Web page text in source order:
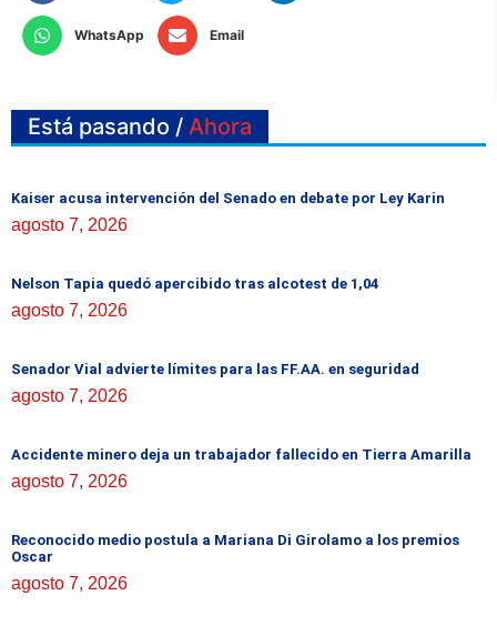
WhatsApp Email
Está pasando / Ahora
Kaiser acusa intervención del Senado en debate por Ley Karin
agosto 7, 2026
Nelson Tapia quedó apercibido tras alcotest de 1,04
agosto 7, 2026
Senador Vial advierte límites para las FF.AA. en seguridad
agosto 7, 2026
Accidente minero deja un trabajador fallecido en Tierra Amarilla
agosto 7, 2026
Reconocido medio postula a Mariana Di Girolamo a los premios
Oscar
agosto 7, 2026